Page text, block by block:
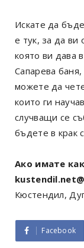
Искате да
е тук, за да ви
която ви дава
Сапарева
можете да
които ги
случващи се
бъдете в крак
Ако имате
Кюстендил,
Facebook